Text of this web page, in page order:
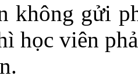
không gửi
học viên